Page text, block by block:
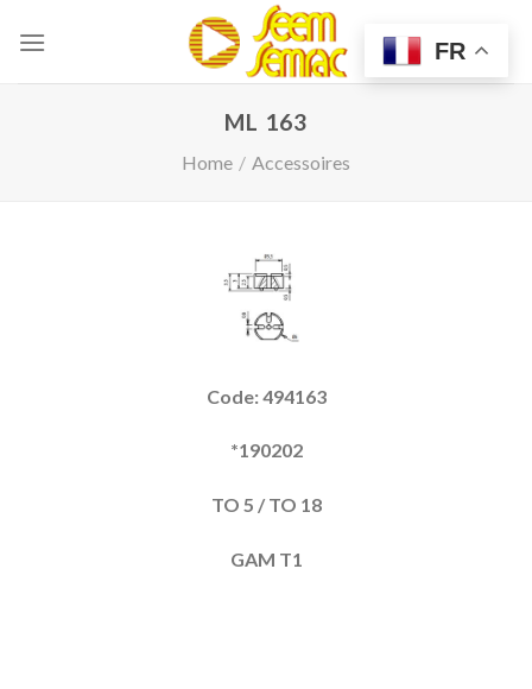
ML 163
Home / Accessoires
Code: 494163
*190202
TO 5 / TO 18
GAM T1
FR